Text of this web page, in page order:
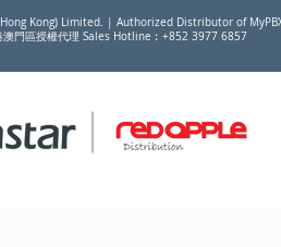
Kong) Limited. | Authorized Distributor of
門區授權代理 Sales Hotline︰+852 3977 6857